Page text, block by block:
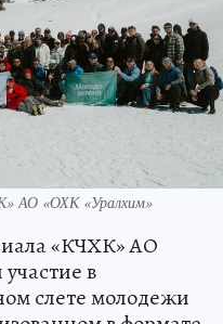
АО «ОХК «Уралхим»
«КЧХК» АО
в
слете молодежи